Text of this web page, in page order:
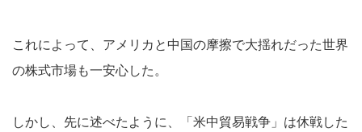
これによって、アメリカと中国の摩擦で大揺れだった世界
の株式市場も一安心した。
しかし、先に述べたように、「米中貿易戦争」は休戦した